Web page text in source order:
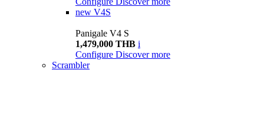
new V4S
Panigale V4 S
1,479,000 THB i
Configure Discover more
Scrambler